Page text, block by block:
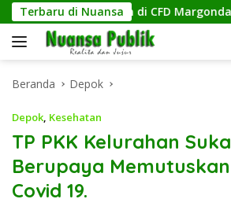
Langsung
ke
konten
Terbaru di Nuansa
Kemerdekaan di CFD Margonda Depok.
Beranda Depok
Depok, Kesehatan
TP PKK Kelurahan
Berupaya
Covid 19.